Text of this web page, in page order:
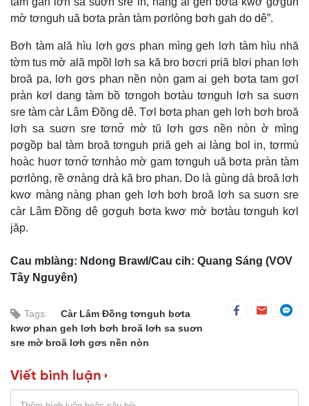
mờ tơnguh uă bơta pràn tàm pơrlòng bơh gah do dê”.
Bơh tàm ală hìu lơh gơs phan mìng geh lơh tàm hìu nhă
tờm tus mờ ală mpồl lơh sa kă bro bơcri priă blơi phan lơh
broă pa, lơh gơs phan nền nòn gam ai geh bơta tam gơl
pràn kơl dang tàm bồ tơngoh bơtàu tơnguh lơh sa suơn
sre tàm càr Lâm Đồng dê. Tơl bơta phan geh lơh bơh broă
lơh sa suơn sre tơnơ̆ mờ tŭ lơh gơs nền nòn ờ mìng
pơgồp bal tàm broă tơnguh priă geh ai làng bol in, tơrmù
hoàc huơr tơnơ̆ tơnhào mờ gam tơnguh uă bơta pràn tàm
pơrlòng, rề ơnàng drà kă bro phan. Do là gùng dà broă lơh
kwơ màng nàng phan geh lơh bơh broă lơh sa suơn sre
càr Lâm Đồng dê gơguh bơta kwơ mờ bơtàu tơnguh kơl
jăp.
Cau mblàng: Ndong Brawl/Cau cih: Quang Sáng (VOV
Tây Nguyên)
Tags:
Càr Lâm Đồng tơnguh bơta
kwơ phan geh lơh bơh broă lơh sa suơn
sre mờ broă lơh gơs nền nòn
Viết bình luận